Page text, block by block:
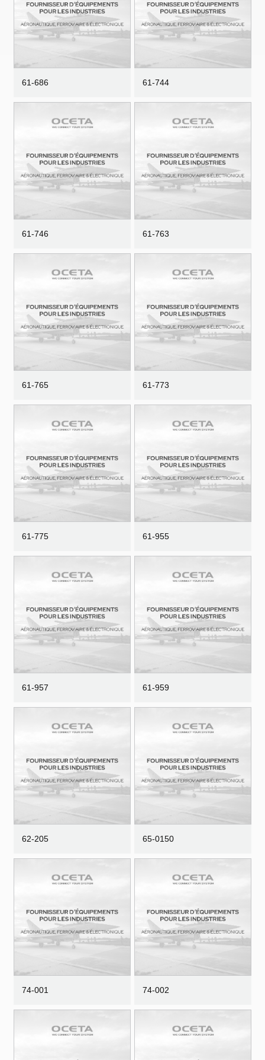
61-686 61-744
61-746 61-763
61-765 61-773
61-775 61-955
61-957 61-959
62-205 65-0150
74-001 74-002